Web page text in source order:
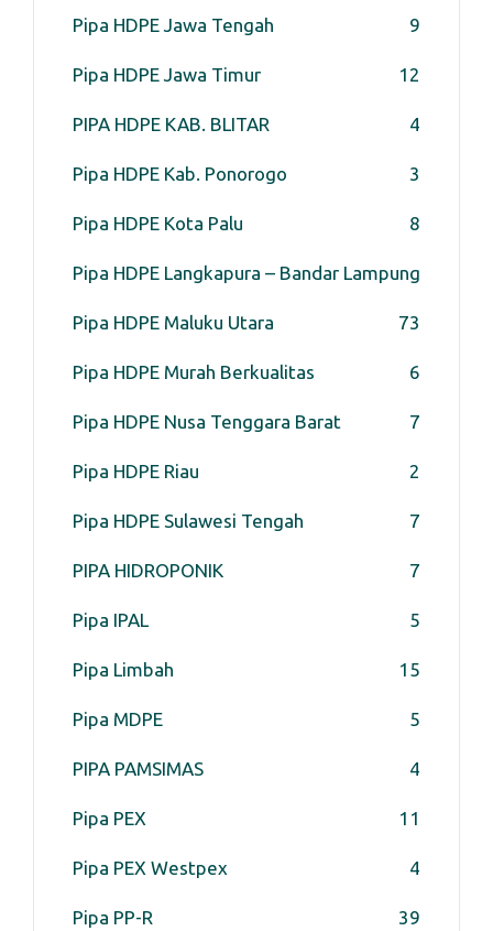
Pipa HDPE Jawa Tengah 9
Pipa HDPE Jawa Timur 12
PIPA HDPE KAB. BLITAR 4
Pipa HDPE Kab. Ponorogo 3
Pipa HDPE Kota Palu 8
Pipa HDPE Langkapura – Bandar Lampung
3
Pipa HDPE Maluku Utara 7
Pipa HDPE Murah Berkualitas 6
Pipa HDPE Nusa Tenggara Barat 7
Pipa HDPE Riau 2
Pipa HDPE Sulawesi Tengah 7
PIPA HIDROPONIK 7
Pipa IPAL 5
Pipa Limbah 15
Pipa MDPE 5
PIPA PAMSIMAS 4
Pipa PEX 11
Pipa PEX Westpex 4
Pipa PP-R 39